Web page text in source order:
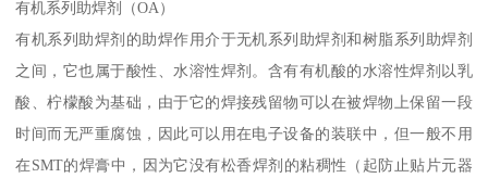
有机系列助焊剂（OA）
有机系列助焊剂的助焊作用介于无机系列助焊剂和树脂系列助焊剂
之间，它也属于酸性、水溶性焊剂。含有有机酸的水溶性焊剂以乳
酸、柠檬酸为基础，由于它的焊接残留物可以在被焊物上保留一段
时间而无严重腐蚀，因此可以用在电子设备的装联中，但一般不用
在SMT的焊膏中，因为它没有松香焊剂的粘稠性（起防止贴片元器